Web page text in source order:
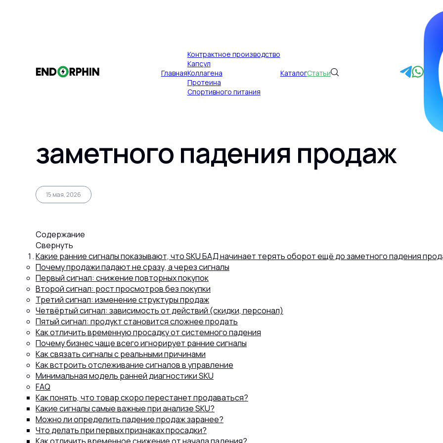
Главная
Контрактное производство
Капсул
Коллагена
Протеина
Спортивного питания
КаталогСтатьи
Главная
Контрактное производство
Капсул
Коллагена
Протеина
Спортивного питания
Каталог
Статьи
Какие ранние сигналы
БАД начинает терять оборот
заметного падения продаж
15 мая, 2026
Содержание
Свернуть
Какие ранние сигналы показывают, что SKU БАД начинает терять оборот ещё до заметного падения
Почему продажи падают не сразу, а через сигналы
Первый сигнал: снижение повторных покупок
Второй сигнал: рост просмотров без покупки
Третий сигнал: изменение структуры продаж
Четвёртый сигнал: зависимость от действий (скидки, персонал)
Пятый сигнал: продукт становится сложнее продать
Как отличить временную просадку от системного падения
Почему бизнес чаще всего игнорирует ранние сигналы
Как связать сигналы с реальными причинами
Как встроить отслеживание сигналов в управление
Минимальная модель ранней диагностики SKU
FAQ
Как понять, что товар скоро перестанет продаваться?
Какие сигналы самые важные при анализе SKU?
Можно ли определить падение продаж заранее?
Что делать при первых признаках просадки?